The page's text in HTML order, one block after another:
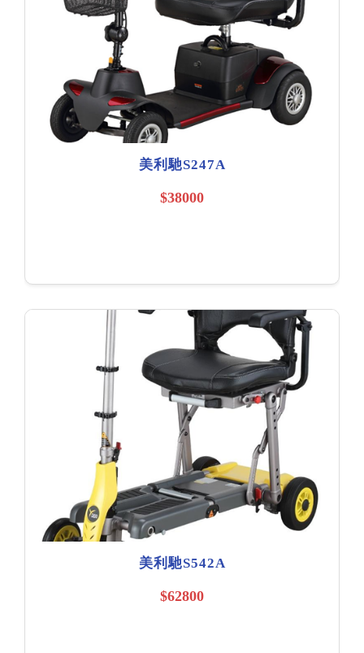
美利馳S247A
$38000
美利馳S542A
$62800